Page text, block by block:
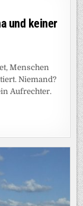
und keiner
Menschen
Niemand?
Aufrechter.